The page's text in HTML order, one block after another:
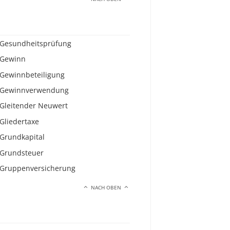
Gesundheitsprüfung
Gewinn
Gewinnbeteiligung
Gewinnverwendung
Gleitender Neuwert
Gliedertaxe
Grundkapital
Grundsteuer
Gruppenversicherung
NACH OBEN